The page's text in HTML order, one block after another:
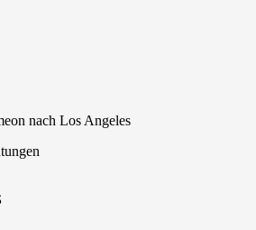
nach Los Angeles